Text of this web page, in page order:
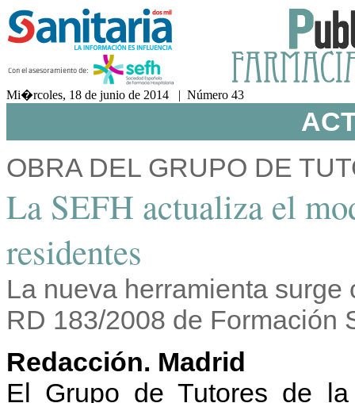
Mi�rcoles, 18 de junio de 2014 | Número 43
OBRA DEL GRUPO DE
La SEFH actualiza el
residentes
La nueva herramienta
RD 183/2008 de Formación
Redacción. Madrid
El Grupo de Tutores de